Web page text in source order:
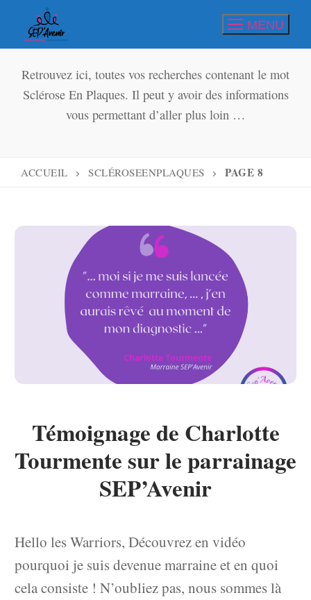
MENU
Retrouvez ici, toutes vos recherches contenant le mot
Sclérose En Plaques. Il peut y avoir des informations
vous permettant d’aller plus loin …
ACCUEIL SCLÉROSEENPLAQUES PAGE 8
Témoignage de Charlotte
Tourmente sur le parrainage
SEP’Avenir
Hello les Warriors, Découvrez en vidéo
pourquoi je suis devenue marraine et en quoi
cela consiste ! N’oubliez pas, nous sommes là